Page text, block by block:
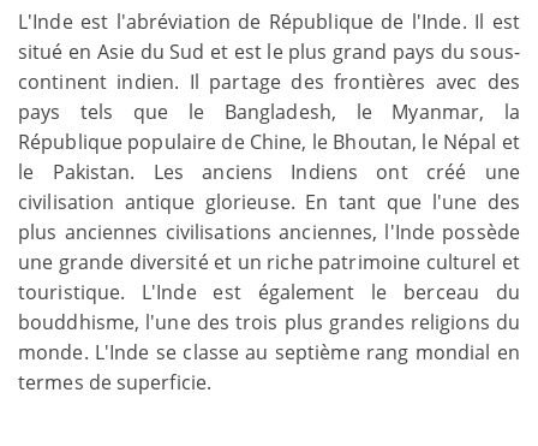
L'Inde est l'abréviation de République de l'Inde. Il est
situé en Asie du Sud et est le plus grand pays du sous-
continent indien. Il partage des frontières avec des
pays tels que le Bangladesh, le Myanmar, la
République populaire de Chine, le Bhoutan, le Népal et
le Pakistan. Les anciens Indiens ont créé une
civilisation antique glorieuse. En tant que l'une des
plus anciennes civilisations anciennes, l'Inde possède
une grande diversité et un riche patrimoine culturel et
touristique. L'Inde est également le berceau du
bouddhisme, l'une des trois plus grandes religions du
monde. L'Inde se classe au septième rang mondial en
termes de superficie.